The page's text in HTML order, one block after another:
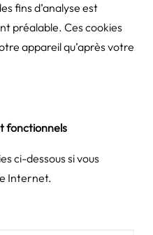
fins d’analyse est
préalable. Ces cookies
appareil qu’après votre
fonctionnels
ci-dessous si vous
Internet.